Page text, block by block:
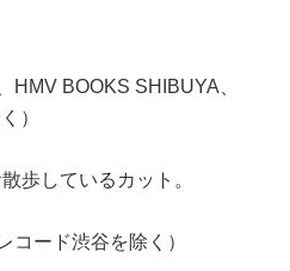
HMV BOOKS SHIBUYA、
）
歩しているカット。
コード渋谷を除く）